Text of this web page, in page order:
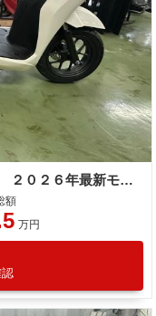
ホンダ リード１２５ バニラホワイト ２０２６年最新モデル キーレスＴｙｐｅ ３７Ｌトランク ＵＳＢ Ｔｙｐｅ−Ｃ ＥＳＰ＋エンジン
額
万円
認